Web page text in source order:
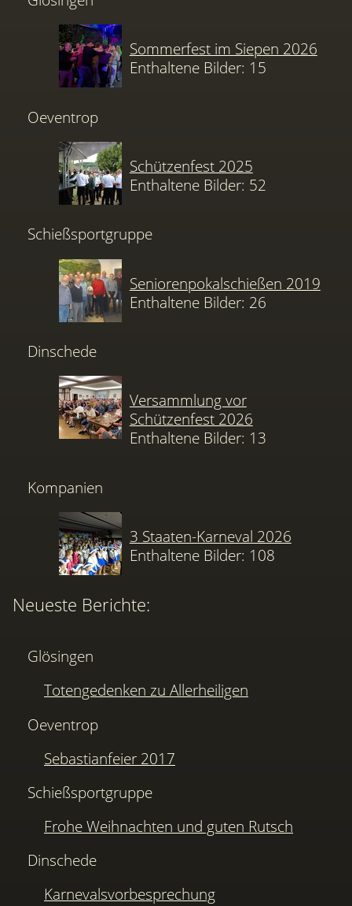
Sommerfest im Siepen 2026
Enthaltene Bilder: 15
Oeventrop
Schützenfest 2025
Enthaltene Bilder: 52
Schießsportgruppe
Seniorenpokalschießen 2019
Enthaltene Bilder: 26
Dinschede
Versammlung vor
Schützenfest 2026
Enthaltene Bilder: 13
Kompanien
3 Staaten-Karneval 2026
Enthaltene Bilder: 108
Neueste Berichte:
Glösingen
Totengedenken zu Allerheiligen
Oeventrop
Sebastianfeier 2017
Schießsportgruppe
Frohe Weihnachten und guten Rutsch
Dinschede
Karnevalsvorbesprechung